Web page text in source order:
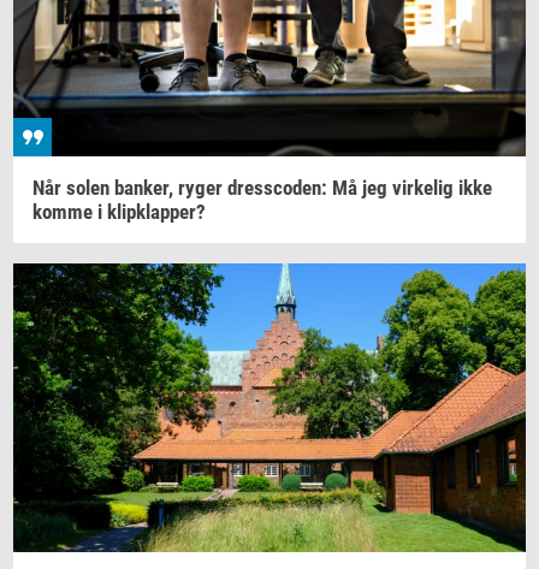
Når solen ban­ker, ryger dres­sco­den: Må jeg vir­ke­lig ikke
komme i klipklap­per?